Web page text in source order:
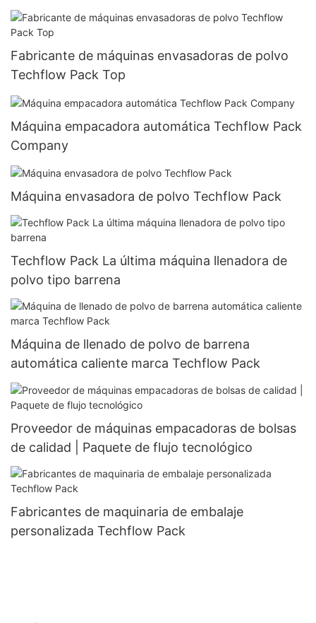
Fabricante de máquinas envasadoras de polvo
Techflow Pack Top
Máquina empacadora automática Techflow Pack
Company
Máquina envasadora de polvo Techflow Pack
Techflow Pack La última máquina llenadora de
polvo tipo barrena
Máquina de llenado de polvo de barrena
automática caliente marca Techflow Pack
Proveedor de máquinas empacadoras de bolsas
de calidad | Paquete de flujo tecnológico
Fabricantes de maquinaria de embalaje
personalizada Techflow Pack